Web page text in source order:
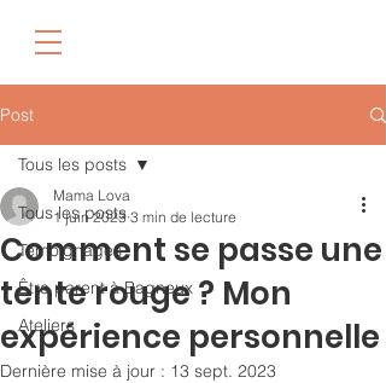
Post
Tous les posts
Témoignages
Être parent à Bagneux
Ateliers
Tous les posts
Comment se passe une
tente rouge ? Mon
expérience personnelle
Mama Lova
1 juin 2023 3 min de lecture
Dernière mise à jour : 13 sept. 2023